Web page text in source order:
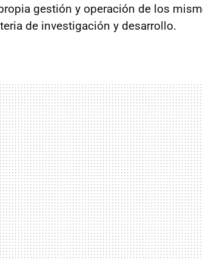
gestión y operación de los
de investigación y desarrollo.